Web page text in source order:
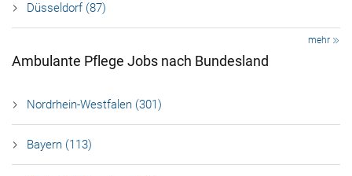
Düsseldorf (87)
mehr
Ambulante Pflege Jobs nach Bundesland
Nordrhein-Westfalen (301)
Bayern (113)